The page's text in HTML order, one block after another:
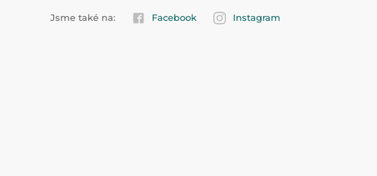
Jsme také na: Facebook Instagram